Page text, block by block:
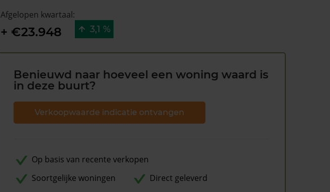
Afgelopen kwartaal:
+ €23.948 3,1 %
Benieuwd naar hoeveel een woning waard is
in deze buurt?
Verkoopwaarde indicatie ontvangen
Op basis van recente verkopen
Soortgelijke woningen
Direct geleverd